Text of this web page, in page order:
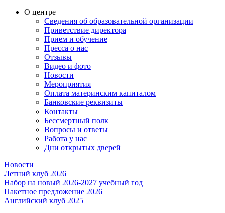
О центре
Сведения об образовательной организации
Приветствие директора
Прием и обучение
Пресса о нас
Отзывы
Видео и фото
Новости
Мероприятия
Оплата материнским капиталом
Банковские реквизиты
Контакты
Бессмертный полк
Вопросы и ответы
Работа у нас
Дни открытых дверей
Новости
Летний клуб 2026
Набор на новый 2026-2027 учебный год
Пакетное предложение 2026
Английский клуб 2025